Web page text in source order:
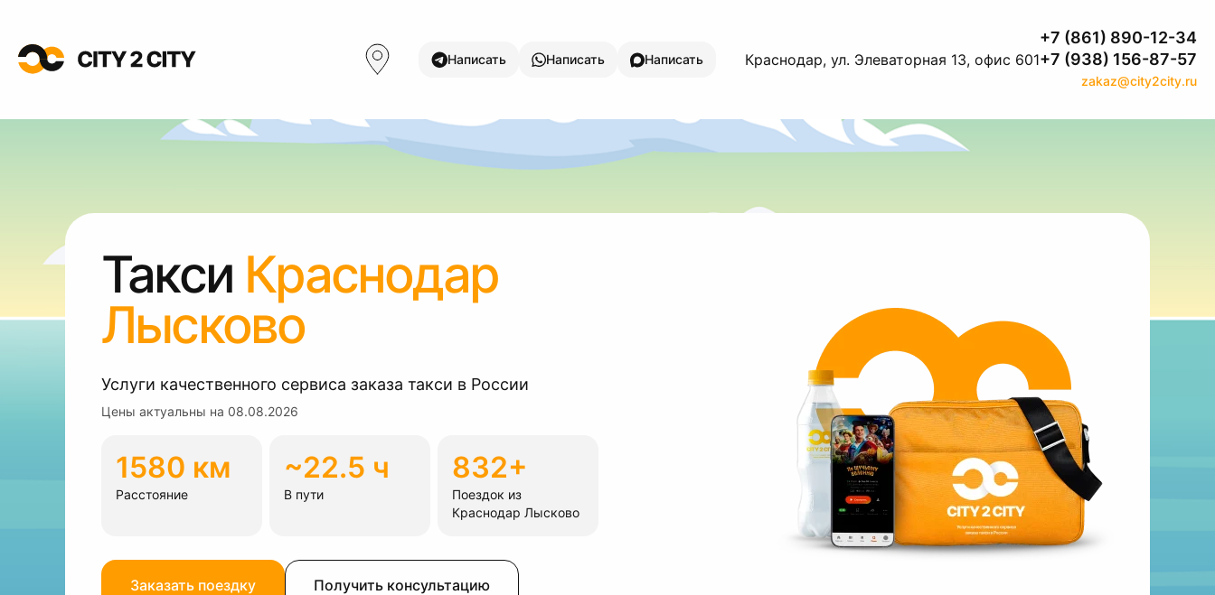
Написать Написать Написать Краснодар, ул. Элеваторная 13, офис 601
+7 (861) 890-12-34
+7 (938) 156-87-57
zakaz@city2city.ru
Такси Краснодар
Лысково
Услуги качественного сервиса заказа такси в России
Цены актуальны на 08.08.2026
1580 км
Расстояние
~22.5 ч
В пути
832+
Поездок из
Краснодар Лысково
Заказать поездку Получить консультацию